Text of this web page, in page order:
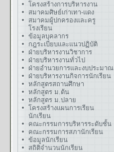
โครงสร้างการบริหารงาน
สมาคมศิษย์เก่าเทา-แดง
สมาคมผู้ปกครองและครู
โรงเรียน
ข้อมูลบุคลากร
กฎระเบียบและแนวปฏิบัติ
ฝ่ายบริหารงานวิชาการ
ฝ่ายบริหารงานทั่วไป
ฝ่ายอำนวยการและงบประมาณ
ฝ่ายบริหารงานกิจการนักเรียน
หลักสูตรสถานศึกษา
หลักสูตร ม.ต้น
หลักสูตร ม.ปลาย
โครงสร้างแผนการเรียน
นักเรียน
คณะกรรมการบริหารระดับชั้น
คณะกรรมการสภานักเรียน
ข้อมูลนักเรียน
สถิติจำนวนนักเรียน